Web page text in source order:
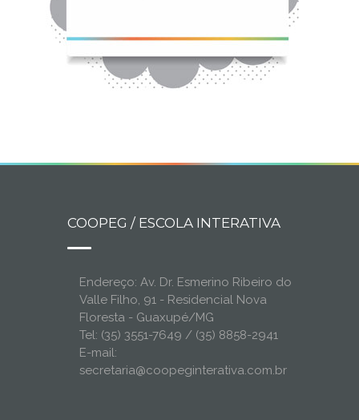
COOPEG / ESCOLA INTERATIVA
Endereço: Av. Dr. Esmerino Ribeiro do
Valle Filho, 91 - Residencial Nova
Floresta - Guaxupé/MG
Tel: (35) 3551-7649 / (35) 8858-2941
E-mail:
secretaria@coopeginterativa.com.br